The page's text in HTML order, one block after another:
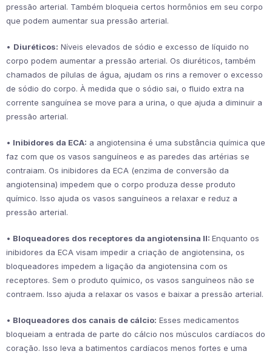
pressão arterial. Também bloqueia certos hormônios em seu corpo
que podem aumentar sua pressão arterial.
• Diuréticos: Níveis elevados de sódio e excesso de líquido no
corpo podem aumentar a pressão arterial. Os diuréticos, também
chamados de pílulas de água, ajudam os rins a remover o excesso
de sódio do corpo. À medida que o sódio sai, o fluido extra na
corrente sanguínea se move para a urina, o que ajuda a diminuir a
pressão arterial.
• Inibidores da ECA: a angiotensina é uma substância química que
faz com que os vasos sanguíneos e as paredes das artérias se
contraiam. Os inibidores da ECA (enzima de conversão da
angiotensina) impedem que o corpo produza desse produto
químico. Isso ajuda os vasos sanguíneos a relaxar e reduz a
pressão arterial.
• Bloqueadores dos receptores da angiotensina II: Enquanto os
inibidores da ECA visam impedir a criação de angiotensina, os
bloqueadores impedem a ligação da angiotensina com os
receptores. Sem o produto químico, os vasos sanguíneos não se
contraem. Isso ajuda a relaxar os vasos e baixar a pressão arterial.
• Bloqueadores dos canais de cálcio: Esses medicamentos
bloqueiam a entrada de parte do cálcio nos músculos cardíacos do
coração. Isso leva a batimentos cardíacos menos fortes e uma